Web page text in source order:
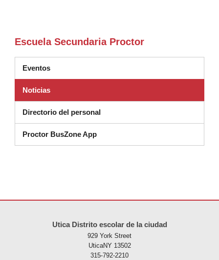
Escuela Secundaria Proctor
Eventos
Noticias
Directorio del personal
Proctor BusZone App
Utica Distrito escolar de la ciudad
929 York Street
UticaNY 13502
315-792-2210